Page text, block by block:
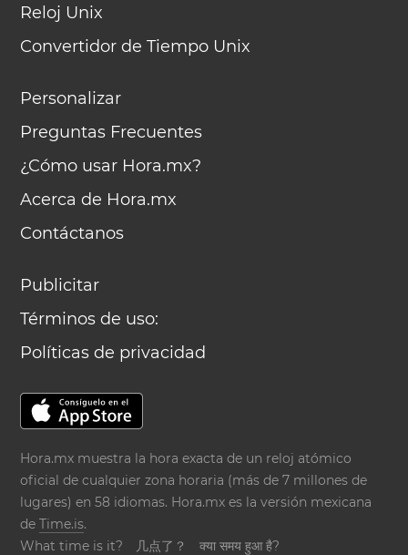
Reloj Unix
Convertidor de Tiempo Unix
Personalizar
Preguntas Frecuentes
¿Cómo usar Hora.mx?
Acerca de Hora.mx
Contáctanos
Publicitar
Términos de uso:
Políticas de privacidad
Hora.mx muestra la hora exacta de un reloj atómico
oficial de cualquier zona horaria (más de 7 millones de
lugares) en 58 idiomas. Hora.mx es la versión mexicana
deTime.is.
What time is it?
几点了？
क्या समय हुआ है?